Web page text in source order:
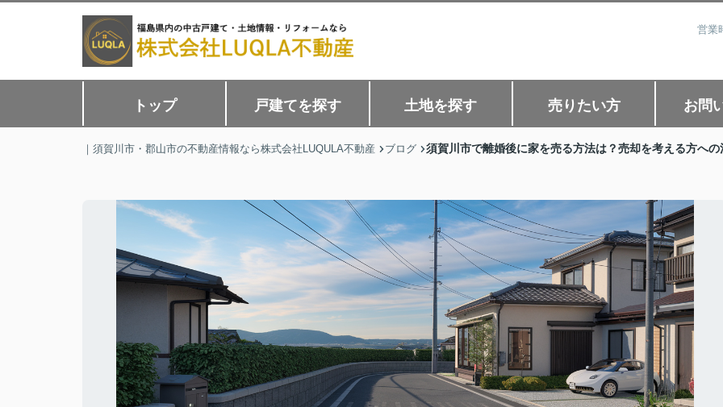
営業
トップ 戸建てを探す 土地を探す 売りたい方 お問
｜須賀川市・郡山市の不動産情報なら株式会社LUQULA不動産 ブログ 須賀川市で離婚後に家を売る方法は？売却を考える方へ